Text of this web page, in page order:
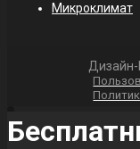
Микроклимат